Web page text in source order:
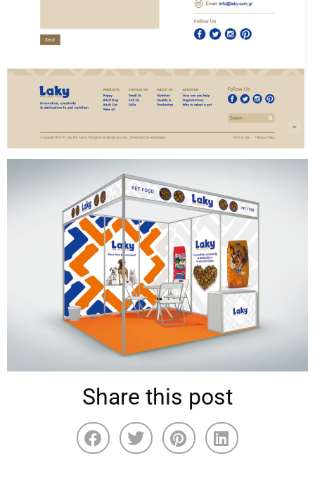
Share this post